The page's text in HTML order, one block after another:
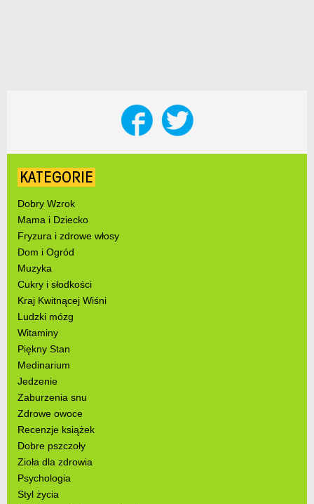
KATEGORIE
Dobry Wzrok
Mama i Dziecko
Fryzura i zdrowe włosy
Dom i Ogród
Muzyka
Cukry i słodkości
Kraj Kwitnącej Wiśni
Ludzki mózg
Witaminy
Piękny Stan
Medinarium
Jedzenie
Zaburzenia snu
Zdrowe owoce
Recenzje książek
Dobre pszczoły
Zioła dla zdrowia
Psychologia
Styl życia